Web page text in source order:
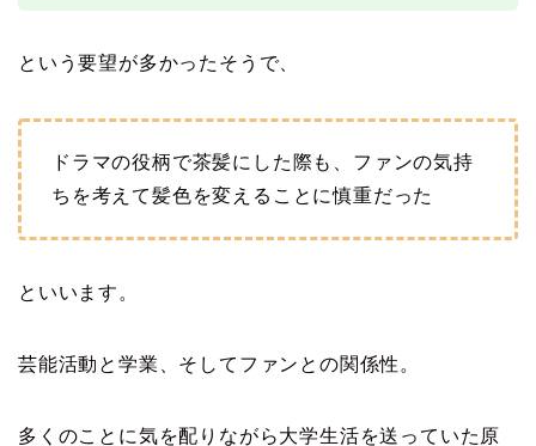
という要望が多かったそうで、
ドラマの役柄で茶髪にした際も、ファンの気持
ちを考えて髪色を変えることに慎重だった
といいます。
芸能活動と学業、そしてファンとの関係性。
多くのことに気を配りながら大学生活を送っていた原